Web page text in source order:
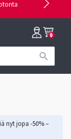
0
nyt jopa -50% –